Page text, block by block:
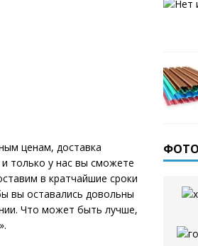
ценам, доставка
только у нас вы сможете
в кратчайшие сроки
вы оставались довольны
Что может быть лучше,
ФОТО